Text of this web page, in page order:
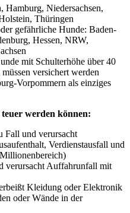
Niedersachsen,
Thüringen
gefährliche Hunde: Baden-
Hessen, NRW,
mit Schulterhöhe über 40
versichert werden
Vorpommern als einziges
teuer werden können:
Fall und verursacht
Verdienstausfall und
verursacht Auffahrunfall mit
Kleidung oder Elektronik
oder Wände in der